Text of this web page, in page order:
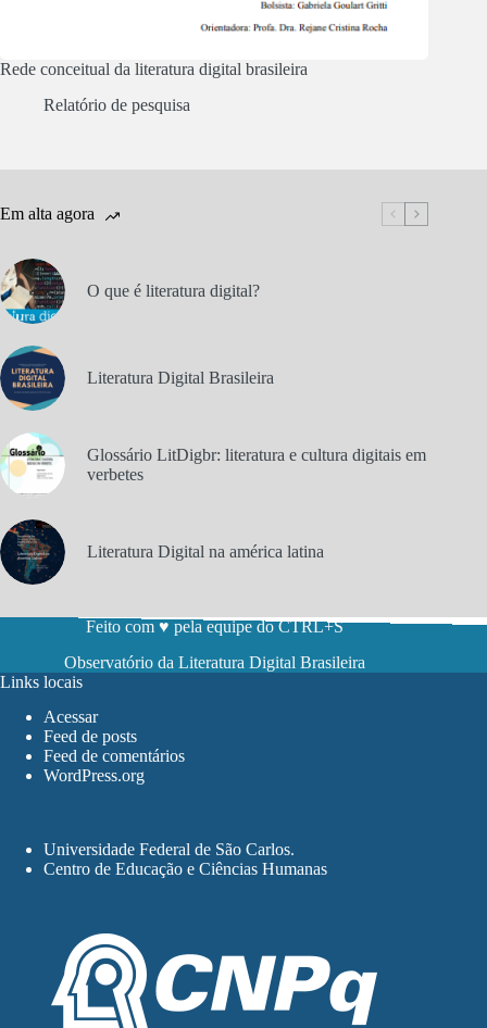
Rede conceitual da literatura digital brasileira
Relatório de pesquisa
Em alta agora
O que é literatura digital?
Literatura Digital Brasileira
Glossário LitDigbr: literatura e cultura digitais em
verbetes
Literatura Digital na américa latina
Feito com ♥ pela equipe do CTRL+S
Observatório da Literatura Digital Brasileira
Links locais
Acessar
Feed de posts
Feed de comentários
WordPress.org
Universidade Federal de São Carlos.
Centro de Educação e Ciências Humanas